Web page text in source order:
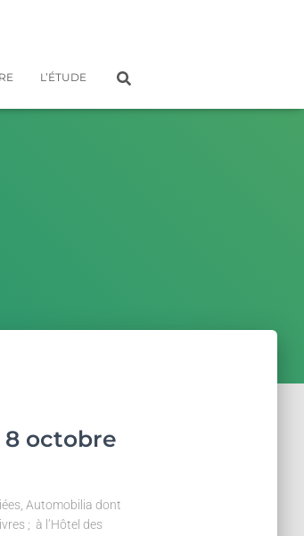
L’ÉTUDE
octobre
Automobilia dont
; à l’Hôtel des